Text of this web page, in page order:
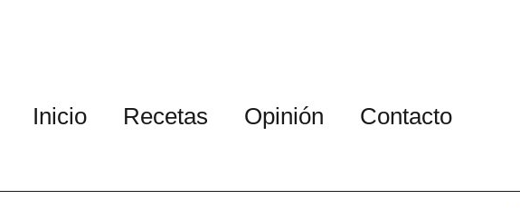
Inicio Recetas Opinión Contacto